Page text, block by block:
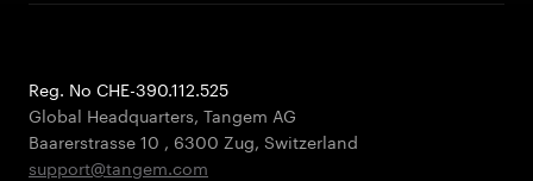
Reg. No CHE-390.112.525
Global Headquarters, Tangem AG
Baarerstrasse 10 , 6300 Zug, Switzerland
support@tangem.com